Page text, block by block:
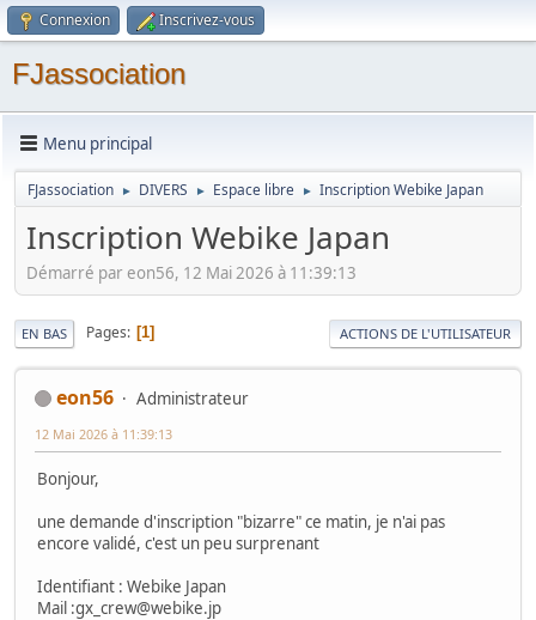
Connexion Inscrivez-vous
FJassociation
Menu principal
FJassociation ► DIVERS ► Espace libre ► Inscription Webike Japan
Inscription Webike Japan
Démarré par eon56, 12 Mai 2026 à 11:39:13
EN BAS Pages 1 ACTIONS DE L'UTILISATEUR
eon56 Administrateur
12 Mai 2026 à 11:39:13
Bonjour,
une demande d'inscription "bizarre" ce matin, je n'ai pas
encore validé, c'est un peu surprenant
Identifiant : Webike Japan
Mail :gx_crew@webike.jp